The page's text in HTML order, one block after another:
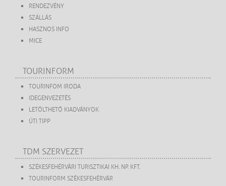
RENDEZVÉNY
SZÁLLÁS
HASZNOS INFO
MICE
TOURINFORM
TOURINFOM IRODA
IDEGENVEZETÉS
LETÖLTHETŐ KIADVÁNYOK
ÚTI TIPP
TDM SZERVEZET
SZÉKESFEHÉRVÁRI TURISZTIKAI KH. NP. KFT.
TOURINFORM SZÉKESFEHÉRVÁR